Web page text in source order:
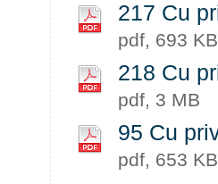
217 Cu
pdf, 693 KB
218 Cu
pdf, 3 MB
95 Cu
pdf, 653 KB